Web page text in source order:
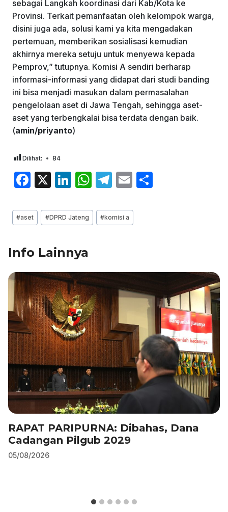
sebagai Langkah koordinasi dari Kab/Kota ke
Provinsi. Terkait pemanfaatan oleh kelompok warga,
disini juga ada, solusi kami ya kita mengadakan
pertemuan, memberikan sosialisasi kemudian
akhirnya mereka setuju untuk menyewa kepada
Pemprov,” tutupnya. Komisi A sendiri berharap
informasi-informasi yang didapat dari studi banding
ini bisa menjadi masukan dalam permasalahan
pengelolaan aset di Jawa Tengah, sehingga aset-
aset yang terbengkalai bisa terdata dengan baik.
(amin/priyanto)
Dilihat: 84
F
c
e
b
o
o
k
X
Li
k
e
n
W
at
s
p
T
e
gr
E
ai
l
Post
Tags:
#aset #DPRD Jateng #komisi a
Info Lainnya
RAPAT PARIPURNA: Dibahas, Dana
Cadangan Pilgub 2029
05/08/2026